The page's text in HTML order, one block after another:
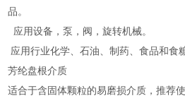
品。
应用设备，泵，阀，旋转机械。
应用行业化学、石油、制药、食品和食
芳纶盘根介质
适合于含固体颗粒的易磨损介质，推荐